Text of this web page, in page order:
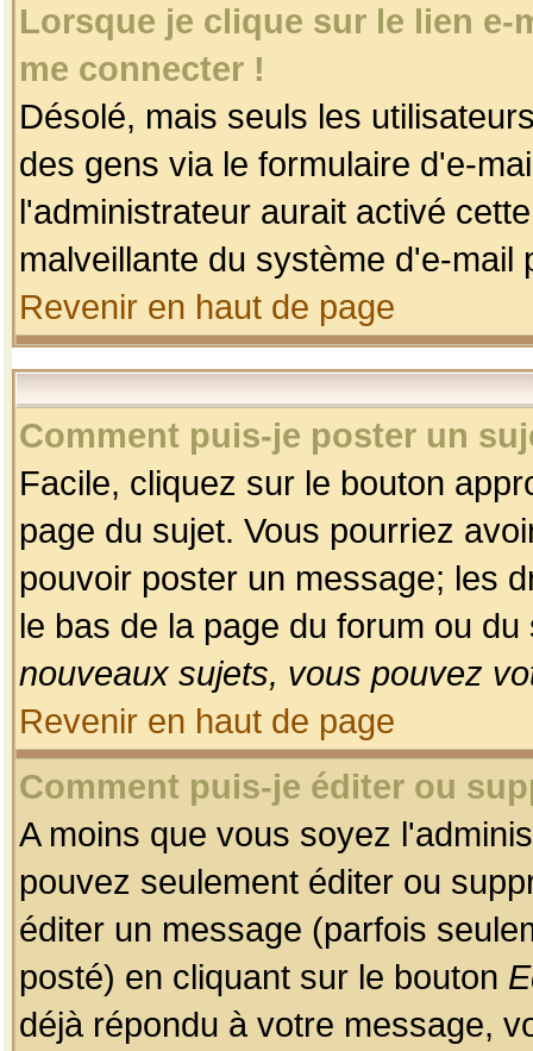
Lorsque je clique sur le lien
me connecter !
Désolé, mais seuls les
des gens via le formulaire d'e-
l'administrateur aurait activé
malveillante du système d'e-
Revenir en haut de page
Comment puis-je poster un
Facile, cliquez sur le bouton
page du sujet. Vous pourriez
pouvoir poster un message; les
le bas de la page du forum ou
nouveaux sujets, vous pouvez
Revenir en haut de page
Comment puis-je éditer ou
A moins que vous soyez
pouvez seulement éditer ou
éditer un message (parfois
posté) en cliquant sur le bouton
déjà répondu à votre message,